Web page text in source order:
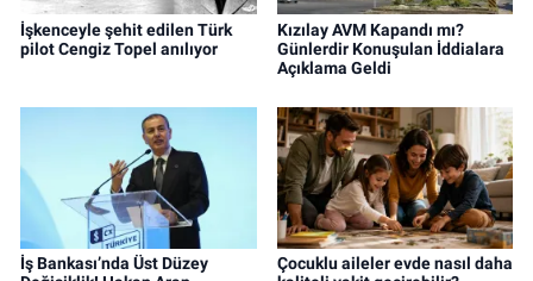
İşkenceyle şehit edilen Türk
pilot Cengiz Topel anılıyor
Kızılay AVM Kapandı mı?
Günlerdir Konuşulan İddialara
Açıklama Geldi
İş Bankası’nda Üst Düzey
Çocuklu aileler evde nasıl daha